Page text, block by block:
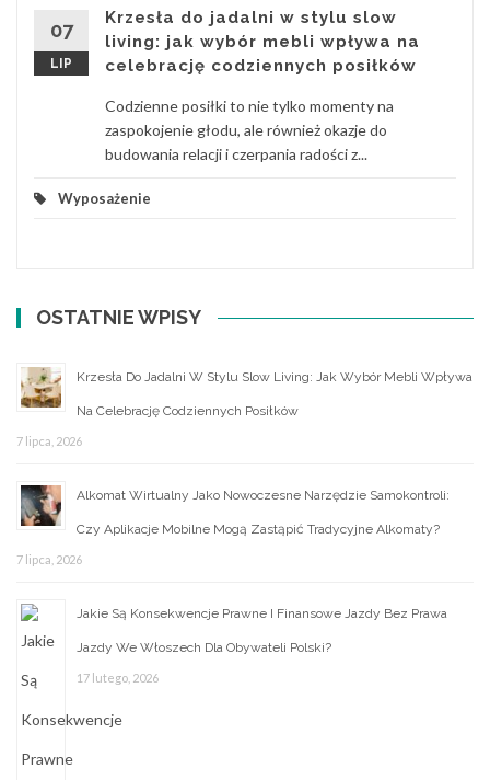
07
LIP
Krzesła do jadalni w stylu slow
living: jak wybór mebli wpływa na
celebrację codziennych posiłków
Codzienne posiłki to nie tylko momenty na
zaspokojenie głodu, ale również okazje do
budowania relacji i czerpania radości z...
Wyposażenie
OSTATNIE WPISY
Krzesła Do Jadalni W Stylu Slow Living: Jak Wybór Mebli Wpływa
Na Celebrację Codziennych Posiłków
7 lipca, 2026
Alkomat Wirtualny Jako Nowoczesne Narzędzie Samokontroli:
Czy Aplikacje Mobilne Mogą Zastąpić Tradycyjne Alkomaty?
7 lipca, 2026
Jakie Są Konsekwencje Prawne I Finansowe Jazdy Bez Prawa
Jazdy We Włoszech Dla Obywateli Polski?
17 lutego, 2026